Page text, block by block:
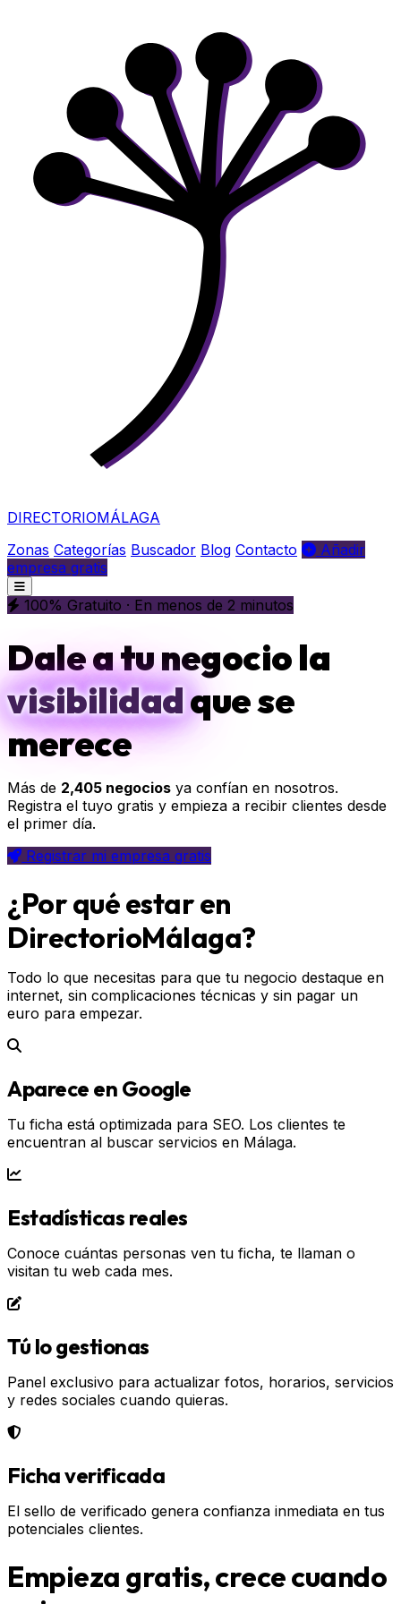
DIRECTORIOMÁLAGA
Zonas Categorías Buscador Blog Contacto
Añadir
empresa gratis
100% Gratuito · En menos de 2 minutos
Dale a tu negocio la
visibilidadque se
merece
Más de 2,405 negocios ya confían en nosotros.
Registra el tuyo gratis y empieza a recibir clientes desde
el primer día.
Registrar mi empresa gratis
¿Por qué estar en
DirectorioMálaga?
Todo lo que necesitas para que tu negocio destaque en
internet, sin complicaciones técnicas y sin pagar un
euro para empezar.
Aparece en Google
Tu ficha está optimizada para SEO. Los clientes te
encuentran al buscar servicios en Málaga.
Estadísticas reales
Conoce cuántas personas ven tu ficha, te llaman o
visitan tu web cada mes.
Tú lo gestionas
Panel exclusivo para actualizar fotos, horarios, servicios
y redes sociales cuando quieras.
Ficha verificada
El sello de verificado genera confianza inmediata en tus
potenciales clientes.
Empieza gratis, crece cuando